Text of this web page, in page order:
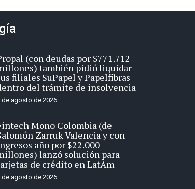
(con deudas por $771.712
también pidió liquidar
filiales SuPapel y Papelfibras
del trámite de insolvencia
de agosto de 2026
Mono Colombia (de
Zarruk Valencia y con
año por $22.000
lanzó solución para
de crédito en LatAm
de agosto de 2026